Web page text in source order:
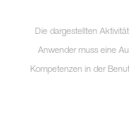
Die dargestellten
Anwender muss eine
Kompetenzen in der